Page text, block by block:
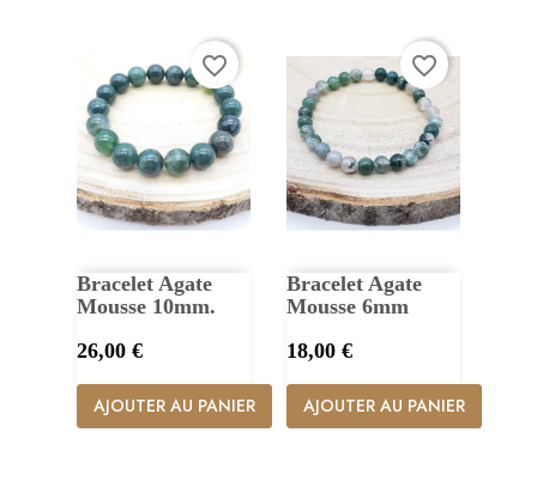
Bracelet Agate
Mousse 10mm.
Prix
26,00 €
AJOUTER AU PANIER
favorite_border
Bracelet Agate
Mousse 6mm
Prix
18,00 €
AJOUTER AU PANIER
favorite_border